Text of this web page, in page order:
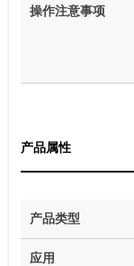
操作注意事项
产品属性
产品类型
应用